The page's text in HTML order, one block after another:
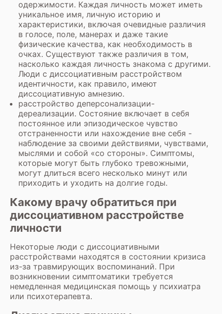
одержимости. Каждая личность может иметь
уникальное имя, личную историю и
характеристики, включая очевидные различия
в голосе, поле, манерах и даже такие
физические качества, как необходимость в
очках. Существуют также различия в том,
насколько каждая личность знакома с другими.
Люди с диссоциативным расстройством
идентичности, как правило, имеют
диссоциативную амнезию.
расстройство деперсонализации-
дереализации. Состояние включает в себя
постоянное или эпизодическое чувство
отстраненности или нахождение вне себя -
наблюдение за своими действиями, чувствами,
мыслями и собой «со стороны». Симптомы,
которые могут быть глубоко тревожными,
могут длиться всего несколько минут или
приходить и уходить на долгие годы.
Какому врачу обратиться при
диссоциативном расстройстве
личности
Некоторые люди с диссоциативными
расстройствами находятся в состоянии кризиса
из-за травмирующих воспоминаний. При
возникновении симптоматики требуется
немедленная медицинская помощь у психиатра
или психотерапевта.